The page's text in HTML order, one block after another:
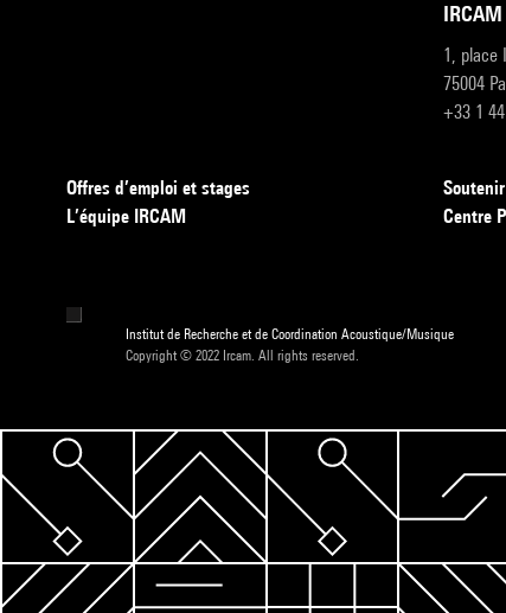
IRCAM
1, place
75004
+33 1
Offres d’emploi et stages
L’équipe IRCAM
Centre
Institut de Recherche et de Coordination Acoustique/Musique
Copyright © 2022 Ircam. All rights reserved.